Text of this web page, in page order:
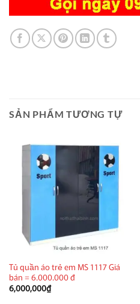
SẢN PHẨM TƯƠNG TỰ
Tủ quần áo trẻ em MS 1117 Giá
bán = 6.000.000 đ
6,000,000₫